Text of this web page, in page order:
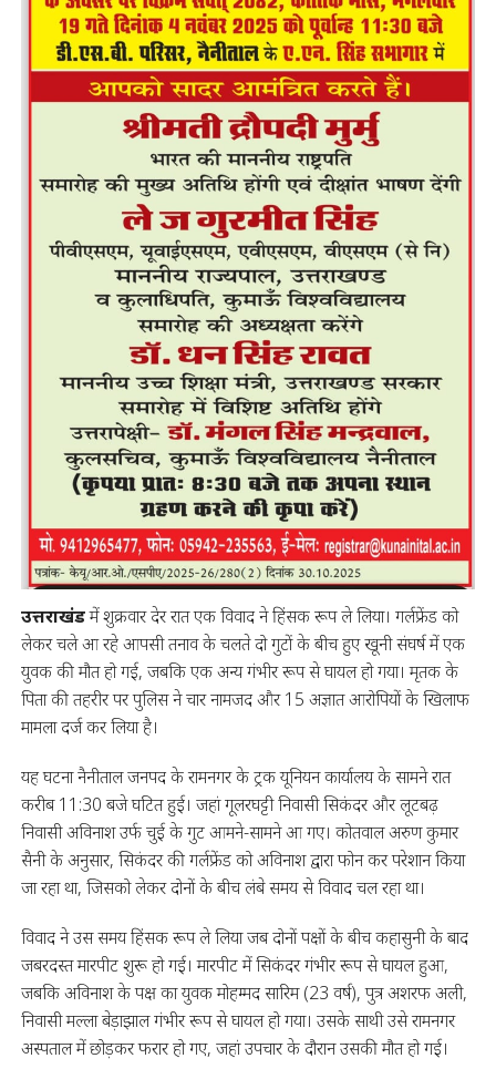
उत्तराखंडमें शुक्रवार देर रात एक विवाद ने हिंसक रूप ले लिया। गर्लफ्रेंड को
लेकर चले आ रहे आपसी तनाव के चलते दो गुटों के बीच हुए खूनी संघर्ष में एक
युवक की मौत हो गई, जबकि एक अन्य गंभीर रूप से घायल हो गया। मृतक के
पिता की तहरीर पर पुलिस ने चार नामजद और 15 अज्ञात आरोपियों के खिलाफ
मामला दर्ज कर लिया है।
यह घटना नैनीताल जनपद के रामनगर के ट्रक यूनियन कार्यालय के सामने रात
करीब 11:30 बजे घटित हुई। जहां गूलरघट्टी निवासी सिकंदर और लूटबढ़
निवासी अविनाश उर्फ चुई के गुट आमने-सामने आ गए। कोतवाल अरुण कुमार
सैनी के अनुसार, सिकंदर की गर्लफ्रेंड को अविनाश द्वारा फोन कर परेशान किया
जा रहा था, जिसको लेकर दोनों के बीच लंबे समय से विवाद चल रहा था।
विवाद ने उस समय हिंसक रूप ले लिया जब दोनों पक्षों के बीच कहासुनी के बाद
जबरदस्त मारपीट शुरू हो गई। मारपीट में सिकंदर गंभीर रूप से घायल हुआ,
जबकि अविनाश के पक्ष का युवक मोहम्मद सारिम (23 वर्ष), पुत्र अशरफ अली,
निवासी मल्ला बेड़ाझाल गंभीर रूप से घायल हो गया। उसके साथी उसे रामनगर
अस्पताल में छोड़कर फरार हो गए, जहां उपचार के दौरान उसकी मौत हो गई।